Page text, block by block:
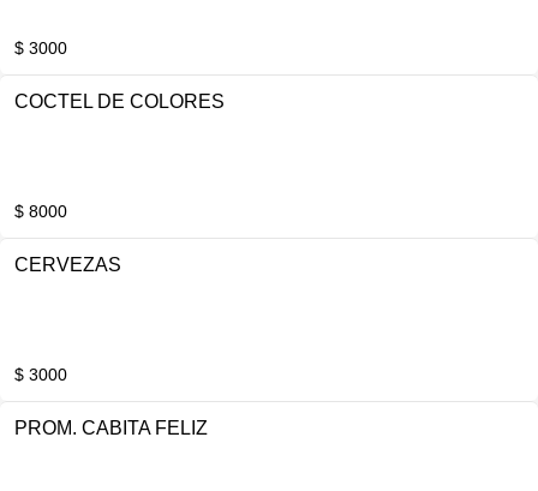
$ 3000
COCTEL DE COLORES
$ 8000
CERVEZAS
$ 3000
PROM. CABITA FELIZ